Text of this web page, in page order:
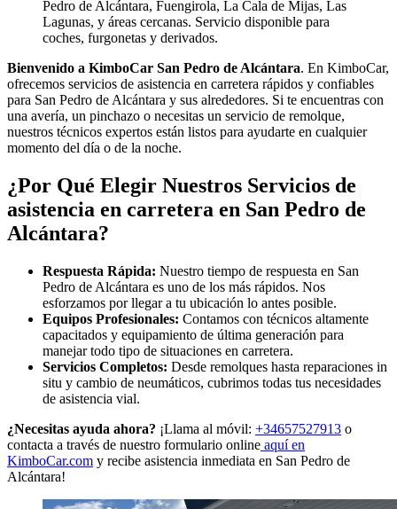
Pedro de Alcántara, Fuengirola, La Cala de Mijas, Las
Lagunas, y áreas cercanas. Servicio disponible para
coches, furgonetas y derivados.
Bienvenido a KimboCar San Pedro de Alcántara. En KimboCar,
ofrecemos servicios de asistencia en carretera rápidos y confiables
para San Pedro de Alcántara y sus alrededores. Si te encuentras con
una avería, un pinchazo o necesitas un servicio de remolque,
nuestros técnicos expertos están listos para ayudarte en cualquier
momento del día o de la noche.
¿Por Qué Elegir Nuestros Servicios de
asistencia en carretera en San Pedro de
Alcántara?
Respuesta Rápida: Nuestro tiempo de respuesta en San
Pedro de Alcántara es uno de los más rápidos. Nos
esforzamos por llegar a tu ubicación lo antes posible.
Equipos Profesionales: Contamos con técnicos altamente
capacitados y equipamiento de última generación para
manejar todo tipo de situaciones en carretera.
Servicios Completos: Desde remolques hasta reparaciones in
situ y cambio de neumáticos, cubrimos todas tus necesidades
de asistencia vial.
¿Necesitas ayuda ahora? ¡Llama al móvil: +34657527913 o
contacta a través de nuestro formulario online aquí en
KimboCar.com y recibe asistencia inmediata en San Pedro de
Alcántara!